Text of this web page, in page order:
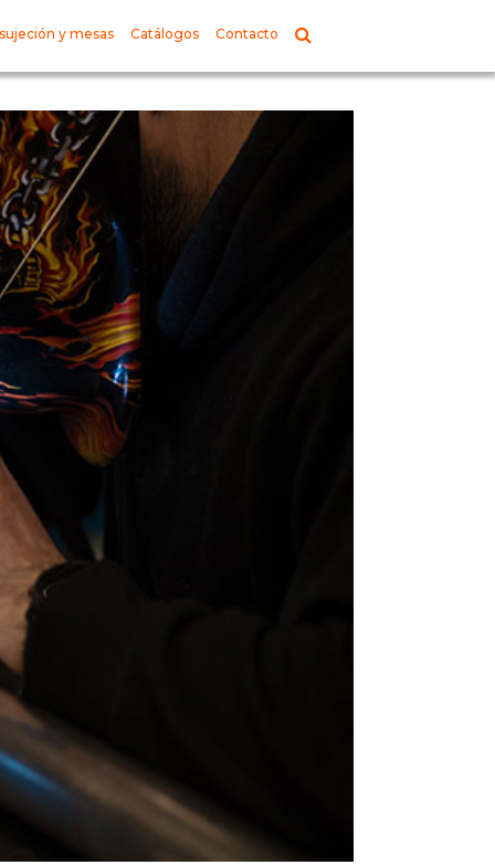
y mesas Catálogos Contacto